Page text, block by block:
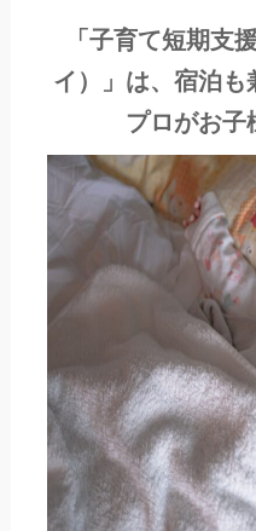
「子育て短期支
イ）」は、宿泊
プロがお子